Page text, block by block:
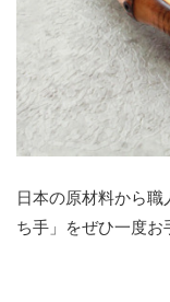
日本の原材料から
ち手」をぜひ一度お